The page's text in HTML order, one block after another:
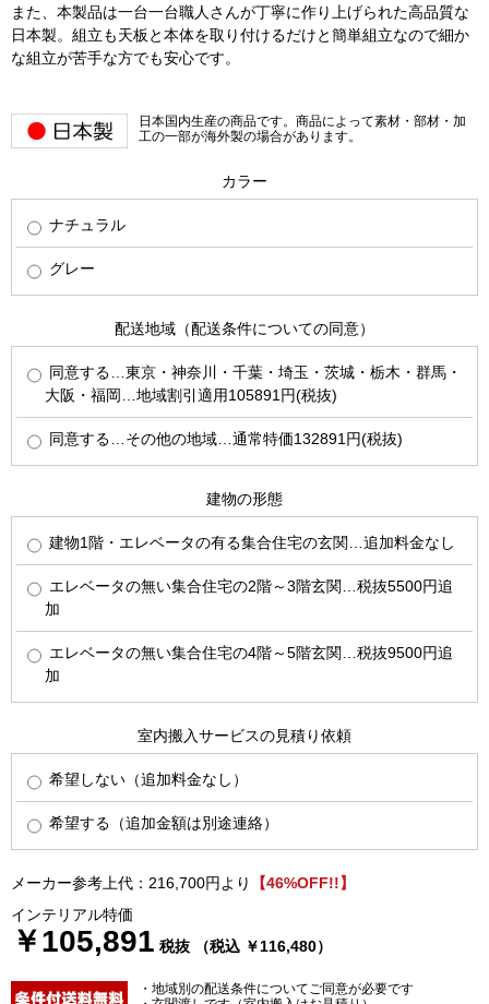
また、本製品は一台一台職人さんが丁寧に作り上げられた高品質な
日本製。組立も天板と本体を取り付けるだけと簡単組立なので細か
な組立が苦手な方でも安心です。
日本国内生産の商品です。商品によって素材・部材・加
工の一部が海外製の場合があります。
カラー
ナチュラル
グレー
配送地域（配送条件についての同意）
同意する…東京・神奈川・千葉・埼玉・茨城・栃木・群馬・
大阪・福岡…地域割引適用105891円(税抜)
同意する…その他の地域…通常特価132891円(税抜)
建物の形態
建物1階・エレベータの有る集合住宅の玄関…追加料金なし
エレベータの無い集合住宅の2階～3階玄関…税抜5500円追
加
エレベータの無い集合住宅の4階～5階玄関…税抜9500円追
加
室内搬入サービスの見積り依頼
希望しない（追加料金なし）
希望する（追加金額は別途連絡）
メーカー参考上代：216,700円より
【46%OFF!!】
インテリアル特価
￥105,891 税抜 （税込 ￥116,480）
・地域別の配送条件についてご同意が必要です